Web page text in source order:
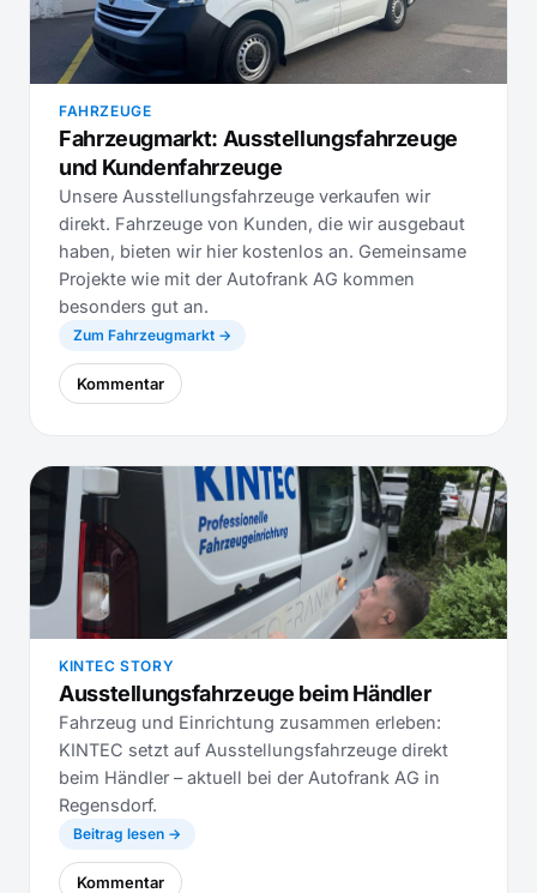
FAHRZEUGE
Fahrzeugmarkt: Ausstellungsfahrzeuge
und Kundenfahrzeuge
Unsere Ausstellungsfahrzeuge verkaufen wir
direkt. Fahrzeuge von Kunden, die wir ausgebaut
haben, bieten wir hier kostenlos an. Gemeinsame
Projekte wie mit der Autofrank AG kommen
besonders gut an.
Zum Fahrzeugmarkt →
Kommentar
KINTEC STORY
Ausstellungsfahrzeuge beim Händler
Fahrzeug und Einrichtung zusammen erleben:
KINTEC setzt auf Ausstellungsfahrzeuge direkt
beim Händler – aktuell bei der Autofrank AG in
Regensdorf.
Beitrag lesen →
Kommentar